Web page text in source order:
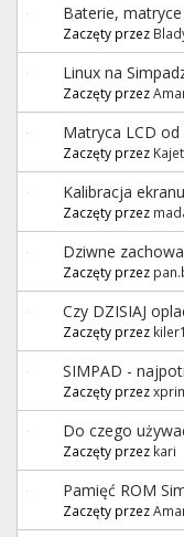
Baterie,
Zaczęty przez
Linux na
Zaczęty przez
Matryca LCD
Zaczęty przez
Kalibracja ekranu
Zaczęty przez
Dziwne
Zaczęty przez
Czy DZISIAJ
Zaczęty przez
SIMPAD -
Zaczęty przez
Do czego
Zaczęty przez kari
Pamięć ROM
Zaczęty przez